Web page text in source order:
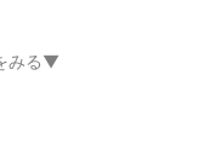
みる▼